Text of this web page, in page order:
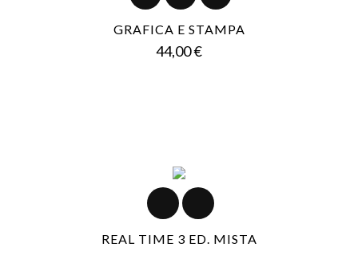
GRAFICA E STAMPA
44,00 €Prezzo
REAL TIME 3 ED. MISTA